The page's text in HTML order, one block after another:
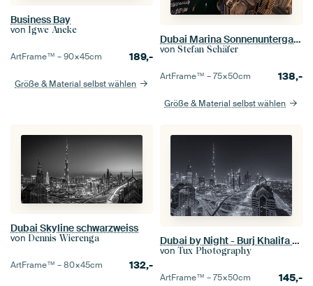
Business Bay
von Igwe Aneke
ArtFrame™ –90×45cm 189,-
Größe & Material selbst wählen
Dubai Marina Sonnenuntergang
von Stefan Schäfer
ArtFrame™ –75×50cm 138,-
Größe & Material selbst wählen
Dubai Skyline schwarzweiss
von Dennis Wierenga
ArtFrame™ –80×45cm 132,-
Dubai by Night - Burj Khalifa en Downtown Dubai - 7
von Tux Photography
ArtFrame™ –75×50cm 145,-